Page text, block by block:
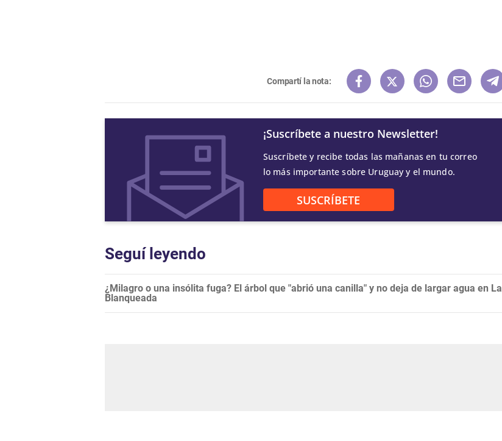
Compartí la nota:
¡Suscríbete a nuestro Newsletter!
Suscríbete y recibe todas las mañanas en tu correo
lo más importante sobre Uruguay y el mundo.
SUSCRÍBETE
Seguí leyendo
¿Milagro o una insólita fuga? El árbol que "abrió una canilla" y no deja de largar agua en La
Blanqueada